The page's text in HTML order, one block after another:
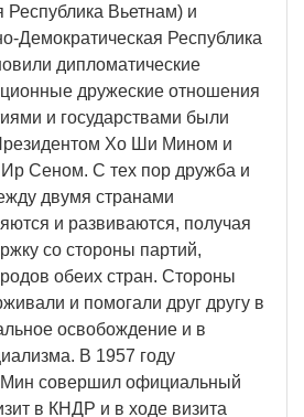
Республика Вьетнам) и
Демократическая Республика
дипломатические
дружеские отношения
и государствами были
Хо Ши Мином и
Сеном. С тех пор дружба и
двумя странами
и развиваются, получая
со стороны партий,
обеих стран. Стороны
и помогали друг другу в
освобождение и в
В 1957 году
совершил официальный
в КНДР и в ходе визита